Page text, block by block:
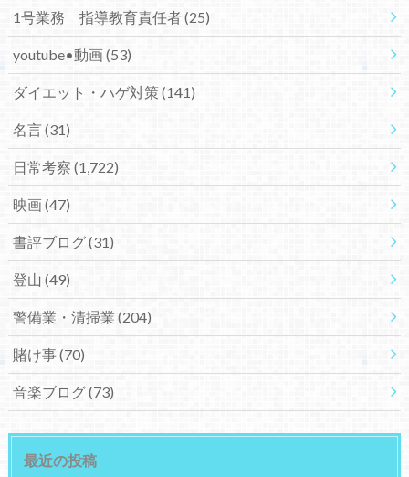
1号業務 指導教育責任者(25)
youtube•動画(53)
ダイエット・ハゲ対策(141)
名言(31)
日常考察 (1,722)
映画(47)
書評ブログ(31)
登山 (49)
警備業・清掃業 (204)
賭け事(70)
音楽ブログ(73)
最近の投稿